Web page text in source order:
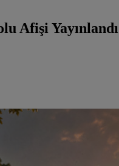
Afişi Yayınlandı